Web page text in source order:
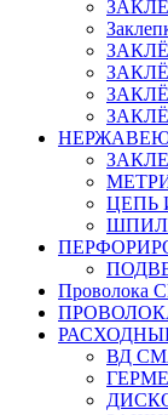
ЦЕПЬ
ПРОВОЛОКА
ВД